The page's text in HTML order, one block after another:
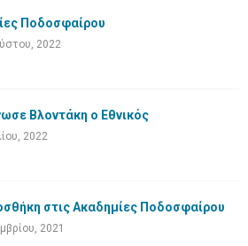
Ποδοσφαίρου
2022
Βλοντάκη ο Εθνικός
2022
στις Ακαδημίες Ποδοσφαίρου
2021